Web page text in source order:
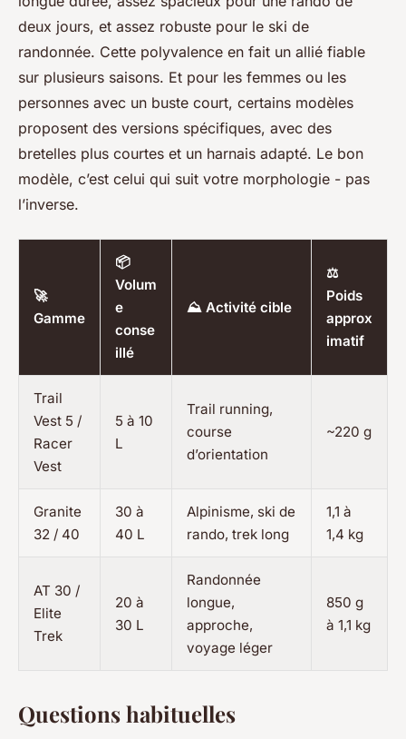
deux jours, et assez robuste pour le ski de
randonnée. Cette polyvalence en fait un allié fiable
sur plusieurs saisons. Et pour les femmes ou les
personnes avec un buste court, certains modèles
proposent des versions spécifiques, avec des
bretelles plus courtes et un harnais adapté. Le bon
modèle, c’est celui qui suit votre morphologie - pas
l’inverse.
🚀
Gamme
📦
Volum
e
conse
illé
⛰️ Activité cible
⚖️
Poids
approx
imatif
Trail
Vest 5 /
Racer
Vest
5 à 10
L
Trail running,
course
d’orientation
~220 g
Granite
32 / 40
30 à
40 L
Alpinisme, ski de
rando, trek long
1,1 à
1,4 kg
AT 30 /
Elite
Trek
20 à
30 L
Randonnée
longue,
approche,
voyage léger
850 g
à 1,1 kg
Questions habituelles